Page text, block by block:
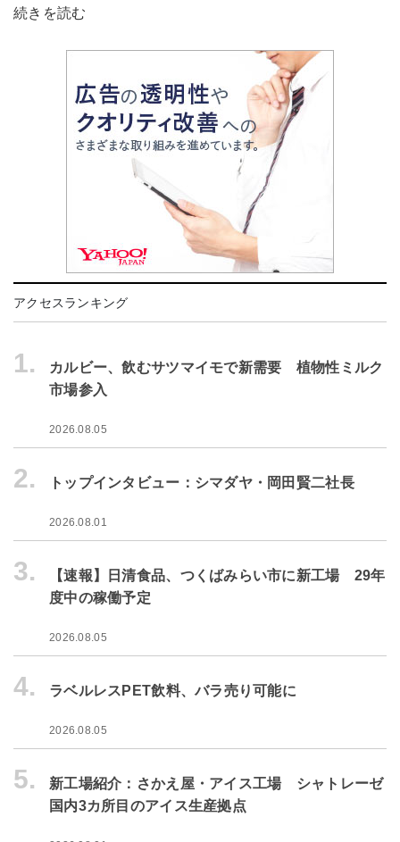
続きを読む
アクセスランキング
1.
カルビー、飲むサツマイモで新需要 植物性ミルク
市場参入
2026.08.05
2. トップインタビュー：シマダヤ・岡田賢二社長
2026.08.01
3.
【速報】日清食品、つくばみらい市に新工場 29年
度中の稼働予定
2026.08.05
4. ラベルレスPET飲料、バラ売り可能に
2026.08.05
5.
新工場紹介：さかえ屋・アイス工場 シャトレーゼ
国内3カ所目のアイス生産拠点